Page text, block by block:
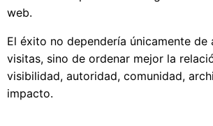
web.
El éxito no dependería únicamente de
visitas, sino de ordenar mejor la
visibilidad, autoridad, comunidad,
impacto.